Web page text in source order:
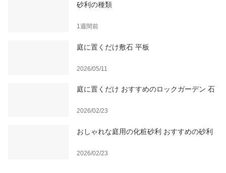
砂利の種類
1週間前
庭に置くだけ敷石 平板
2026/05/11
庭に置くだけ おすすめのロックガーデン 石
2026/02/23
おしゃれな庭用の化粧砂利 おすすめの砂利
2026/02/23